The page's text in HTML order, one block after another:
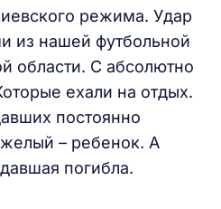
режима. Удар
из нашей футбольной
области. С абсолютно
ехали на отдых.
постоянно
– ребенок. А
погибла.